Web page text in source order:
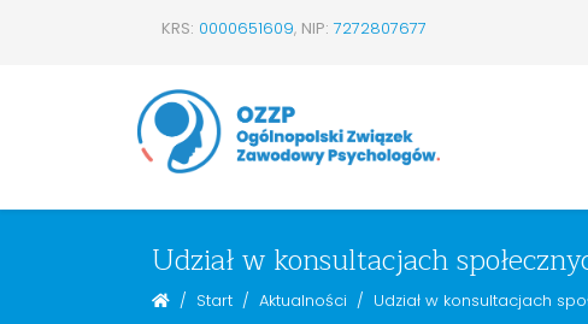
KRS: 0000651609, NIP: 7272807677
Udział w konsultacjach
Start Aktualności Udział w konsultacjach